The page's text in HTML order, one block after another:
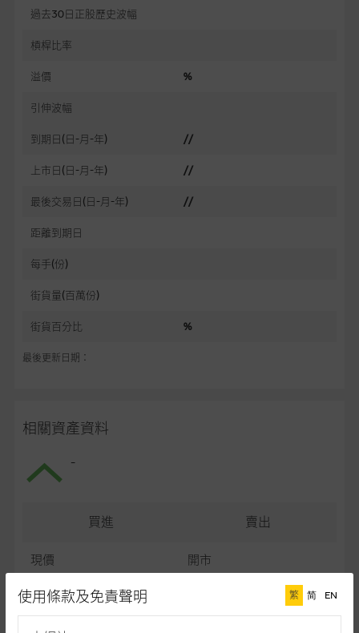
過去30日正股歷史波幅
槓桿比率
溢價 %
引伸波幅
到期日(日-月-年) //
上市日(日-月-年) //
最後交易日(日-月-年) //
距離到期日
每手(份)
街貨量(百萬份)
街貨百分比 %
最後更新日期：
相關資產資料
-
買進 賣出
現價 開市
最高
使用條款及免責聲明 繁 简 EN